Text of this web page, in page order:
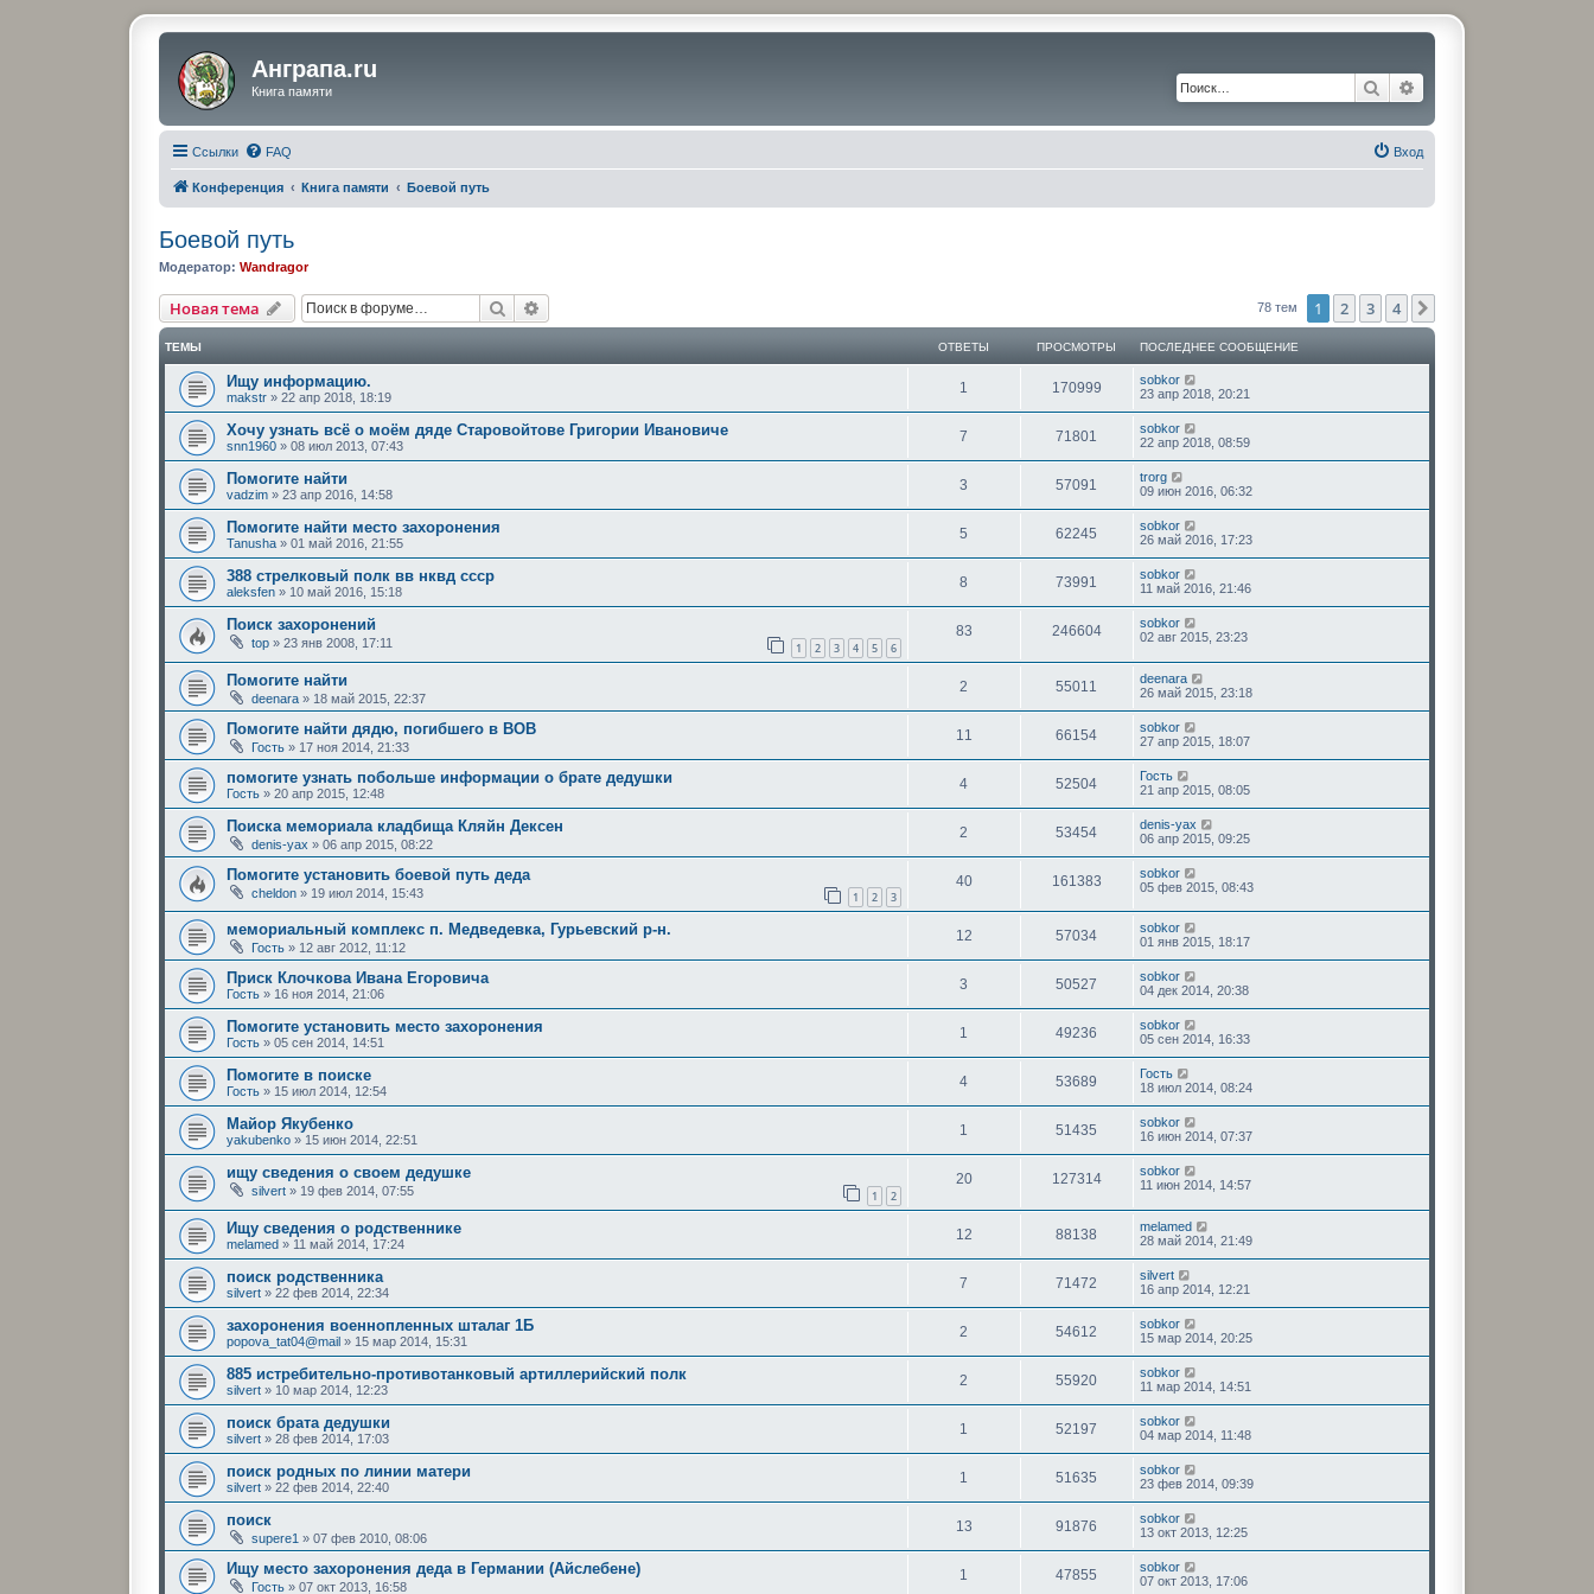
Анграпа.ru
Книга памяти Поиск
Ссылки FAQ Вход
Конференция Книга памяти Боевой путь
Боевой путь
Модератор: Wandragor
Новая тема Поиск 78 тем 1 2 3 4
ТЕМЫ ОТВЕТЫ ПРОСМОТРЫ ПОСЛЕДНЕЕ СООБЩЕНИЕ
Ищу информацию.
makstr »22 апр 2018, 18:19
1 170999
sobkor
23 апр 2018, 20:21
Хочу узнать всё о моём дяде Старовойтове Григории Ивановиче
snn1960 »08 июл 2013, 07:43
7 71801
sobkor
22 апр 2018, 08:59
Помогите найти
vadzim »23 апр 2016, 14:58
3 57091
trorg
09 июн 2016, 06:32
Помогите найти место захоронения
Tanusha »01 май 2016, 21:55
5 62245
sobkor
26 май 2016, 17:23
388 стрелковый полк вв нквд ссср
aleksfen » 10 май 2016, 15:18
8 73991
sobkor
11 май 2016, 21:46
Поиск захоронений
top »23 янв 2008, 17:11 1 2 3 4 5 6
83 246604
sobkor
02 авг 2015, 23:23
Помогите найти
deenara » 18 май 2015, 22:37
2 55011
deenara
26 май 2015, 23:18
Помогите найти дядю, погибшего в ВОВ
Гость » 17 ноя 2014, 21:33
11 66154
sobkor
27 апр 2015, 18:07
помогите узнать побольше информации о брате дедушки
Гость »20 апр 2015, 12:48
4 52504
Гость
21 апр 2015, 08:05
Поиска мемориала кладбища Кляйн Дексен
denis-yax »06 апр 2015, 08:22
2 53454
denis-yax
06 апр 2015, 09:25
Помогите установить боевой путь деда
cheldon » 19 июл 2014, 15:43 1 2 3
40 161383
sobkor
05 фев 2015, 08:43
мемориальный комплекс п. Медведевка, Гурьевский р-н.
Гость » 12 авг 2012, 11:12
12 57034
sobkor
01 янв 2015, 18:17
Приск Клочкова Ивана Егоровича
Гость » 16 ноя 2014, 21:06
3 50527
sobkor
04 дек 2014, 20:38
Помогите установить место захоронения
Гость »05 сен 2014, 14:51
1 49236
sobkor
05 сен 2014, 16:33
Помогите в поиске
Гость » 15 июл 2014, 12:54
4 53689
Гость
18 июл 2014, 08:24
Майор Якубенко
yakubenko » 15 июн 2014, 22:51
1 51435
sobkor
16 июн 2014, 07:37
ищу сведения о своем дедушке
silvert » 19 фев 2014, 07:55 1 2
20 127314
sobkor
11 июн 2014, 14:57
Ищу сведения о родственнике
melamed » 11 май 2014, 17:24
12 88138
melamed
28 май 2014, 21:49
поиск родственника
silvert »22 фев 2014, 22:34
7 71472
silvert
16 апр 2014, 12:21
захоронения военнопленных шталаг 1Б
popova_tat04@mail » 15 мар 2014, 15:31
2 54612
sobkor
15 мар 2014, 20:25
885 истребительно-противотанковый артиллерийский полк
silvert » 10 мар 2014, 12:23
2 55920
sobkor
11 мар 2014, 14:51
поиск брата дедушки
silvert »28 фев 2014, 17:03
1 52197
sobkor
04 мар 2014, 11:48
поиск родных по линии матери
silvert »22 фев 2014, 22:40
1 51635
sobkor
23 фев 2014, 09:39
поиск
supere1 »07 фев 2010, 08:06
13 91876
sobkor
13 окт 2013, 12:25
Ищу место захоронения деда в Германии (Айслебене)
Гость »07 окт 2013, 16:58
1 47855
sobkor
07 окт 2013, 17:06